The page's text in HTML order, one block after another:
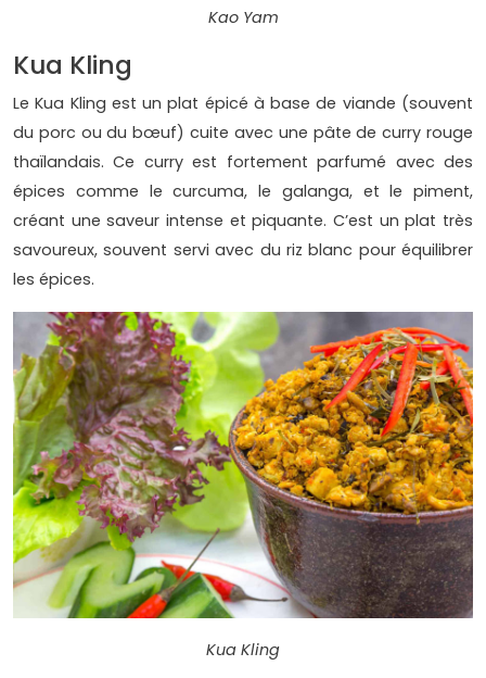
Kao Yam
Kua Kling
Le Kua Kling est un plat épicé à base de viande (souvent
du porc ou du bœuf) cuite avec une pâte de curry rouge
thaïlandais. Ce curry est fortement parfumé avec des
épices comme le curcuma, le galanga, et le piment,
créant une saveur intense et piquante. C’est un plat très
savoureux, souvent servi avec du riz blanc pour équilibrer
les épices.
Kua Kling